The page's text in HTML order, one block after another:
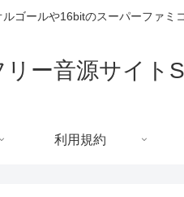
ゴールや16bitのスーパーファミ
リー音源サイト
利用規約